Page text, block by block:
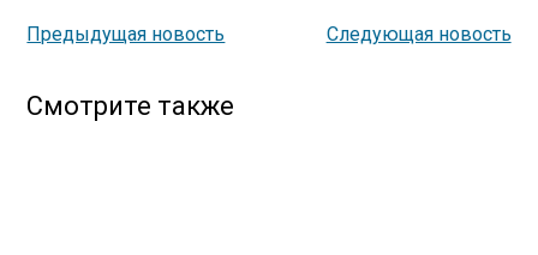
Предыдущая новость Следующая новость
Смотрите также